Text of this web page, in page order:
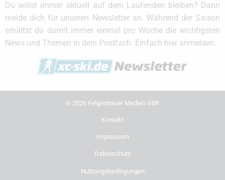
Du willst immer aktuell auf dem Laufenden bleiben? Dann
melde dich für unseren Newsletter an. Während der Saison
erhältst du damit immer einmal pro Woche die wichtigsten
News und Themen in dein Postfach. Einfach hier anmelden:
© 2026 Felgenhauer Medien GbR
Kontakt
Impressum
Datenschutz
Nutzungsbedingungen